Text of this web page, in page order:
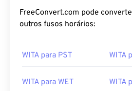
FreeConvert.com pode
outros fusos horários:
WITA para PST WITA
WITA para WET WITA